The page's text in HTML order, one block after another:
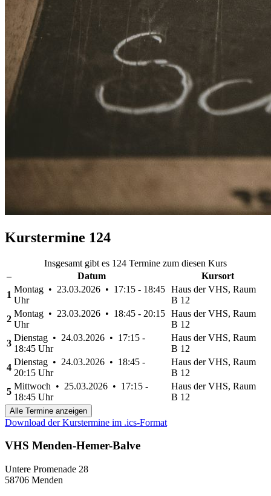
Kurstermine 124
Insgesamt gibt es 124 Termine zum diesen Kurs
–
Datum
Kursort
1
Montag • 23.03.2026 • 17:15 - 18:45
Uhr
Haus der VHS, Raum
B 12
2
Montag • 23.03.2026 • 18:45 - 20:15
Uhr
Haus der VHS, Raum
B 12
3
Dienstag • 24.03.2026 • 17:15 -
18:45 Uhr
Haus der VHS, Raum
B 12
4
Dienstag • 24.03.2026 • 18:45 -
20:15 Uhr
Haus der VHS, Raum
B 12
5
Mittwoch • 25.03.2026 • 17:15 -
18:45 Uhr
Haus der VHS, Raum
B 12
Alle Termine anzeigen
Download der Kurstermine im .ics-Format
VHS Menden-Hemer-Balve
Untere Promenade 28
58706 Menden